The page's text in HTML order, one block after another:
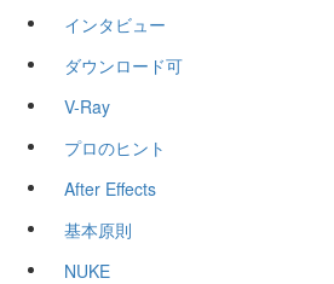
インタビュー
ダウンロード可
V-Ray
プロのヒント
After Effects
基本原則
NUKE